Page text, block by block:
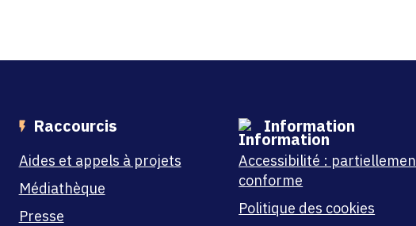
Raccourcis
Aides et appels à projets
Médiathèque
Presse
Information
Accessibilité :
conforme
Politique des cookies